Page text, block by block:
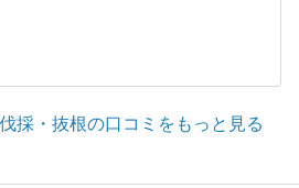
採・抜根の口コミをもっと見る